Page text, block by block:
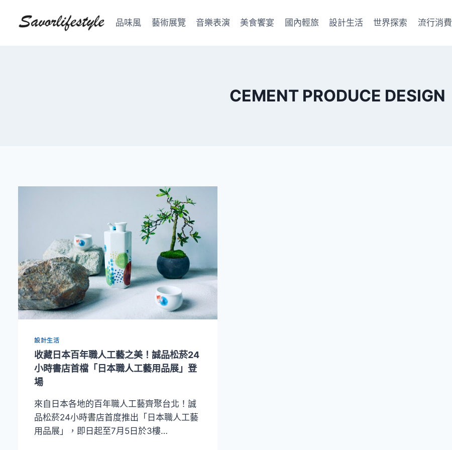
品味風 藝術展覽 音樂表演 美食饗宴 國內輕旅 設計生活 世界探索 流行消費
CEMENT PRODUCE DESIGN
設計生活
收藏日本百年職人工藝之美！誠品松菸24
小時書店首檔「日本職人工藝用品展」登
場
來自日本各地的百年職人工藝齊聚台北！誠
品松菸24小時書店首度推出「日本職人工藝
用品展」，即日起至7月5日於3樓…